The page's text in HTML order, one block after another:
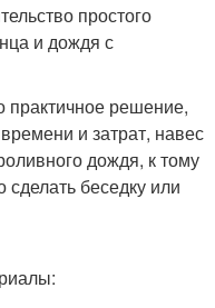
простого
и дождя с
практичное решение,
и затрат, навес
дождя, к тому
беседку или